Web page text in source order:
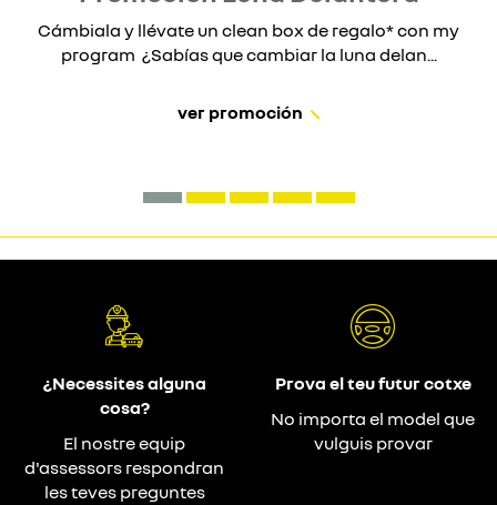
Cámbiala y llévate un clean box de regalo* con my
program ¿Sabías que cambiar la luna delan...
ver promoción
¿Necessites alguna
cosa?
El nostre equip
d'assessors respondran
les teves preguntes
Prova el teu futur cotxe
No importa el model que
vulguis provar